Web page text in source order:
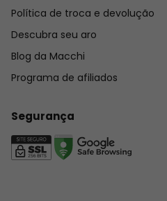
Política de troca e devolução
Descubra seu aro
Blog da Macchi
Programa de afiliados
Segurança